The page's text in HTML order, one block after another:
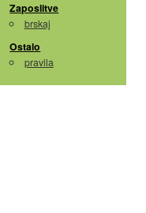
Zaposlitve
brskaj
Ostalo
pravila